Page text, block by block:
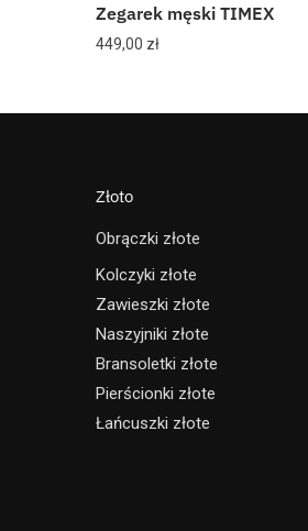
Zegarek męski TIMEX
449,00 zł
Złoto
Obrączki złote
Kolczyki złote
Zawieszki złote
Naszyjniki złote
Bransoletki złote
Pierścionki złote
Łańcuszki złote